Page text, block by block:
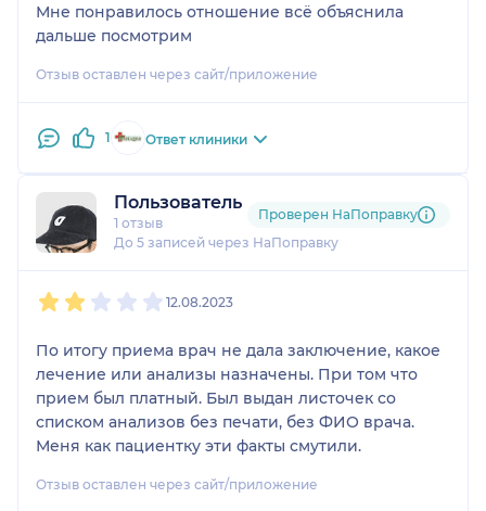
Мне понравилось отношение всё объяснила
дальше посмотрим
Отзыв оставлен через сайт/приложение
1 Ответ клиники
Пользователь
1 отзыв
До 5 записей через НаПоправку
Проверен НаПоправку
12.08.2023
По итогу приема врач не дала заключение, какое
лечение или анализы назначены. При том что
прием был платный. Был выдан листочек со
списком анализов без печати, без ФИО врача.
Меня как пациентку эти факты смутили.
Отзыв оставлен через сайт/приложение